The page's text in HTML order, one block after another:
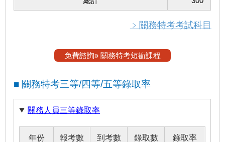
﹥關務特考考試科目
免費諮詢» 關務特考短衝課程
■ 關務特考三等/四等/五等錄取率
關務人員三等錄取率
年份 報考數 到考數 錄取數 錄取率